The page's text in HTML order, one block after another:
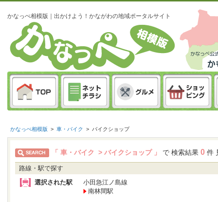
かなっぺ相模版｜出かけよう！かながわの地域ポータルサイト
かなっぺ相模版 > 車・バイク > バイクショップ
「 車・バイク > バイクショップ 」 で 検索結果 0 件
路線・駅で探す
選択された駅
小田急江ノ島線
南林間駅